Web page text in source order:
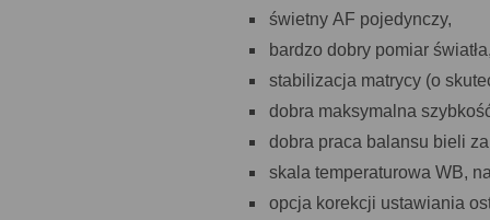
świetny AF pojedynczy,
bardzo dobry pomiar
stabilizacja matrycy (o
dobra maksymalna
dobra praca balansu bieli
skala temperaturowa WB,
opcja korekcji ustawiania